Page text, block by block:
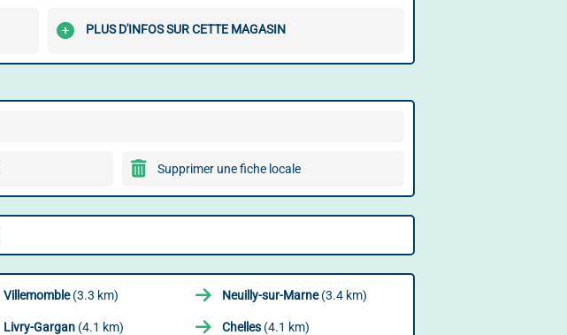
PLUS D'INFOS SUR CETTE MAGASIN
Supprimer une fiche locale
Villemomble(3.3 km) Neuilly-sur-Marne(3.4 km)
Livry-Gargan (4.1 km) Chelles(4.1 km)